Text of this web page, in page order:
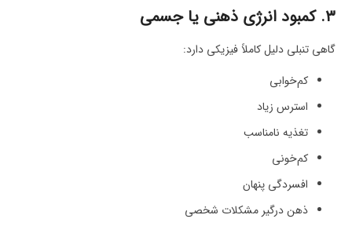
۳. کمبود انرژی ذهنی یا جسمی
گاهی تنبلی دلیل کاملاً فیزیکی دارد:
کم‌خوابی
استرس زیاد
تغذیه نامناسب
کم‌خونی
افسردگی پنهان
ذهن درگیر مشکلات شخصی